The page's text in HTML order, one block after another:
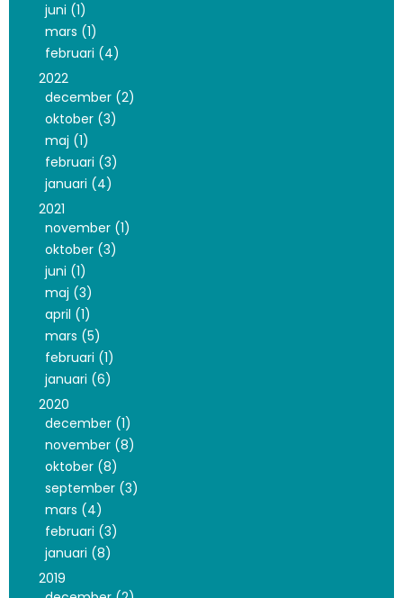
juni (1)
mars (1)
februari (4)
2022
december (2)
oktober (3)
maj (1)
februari (3)
januari (4)
2021
november (1)
oktober (3)
juni (1)
maj (3)
april (1)
mars (5)
februari (1)
januari (6)
2020
december (1)
november (8)
oktober (8)
september (3)
mars (4)
februari (3)
januari (8)
2019